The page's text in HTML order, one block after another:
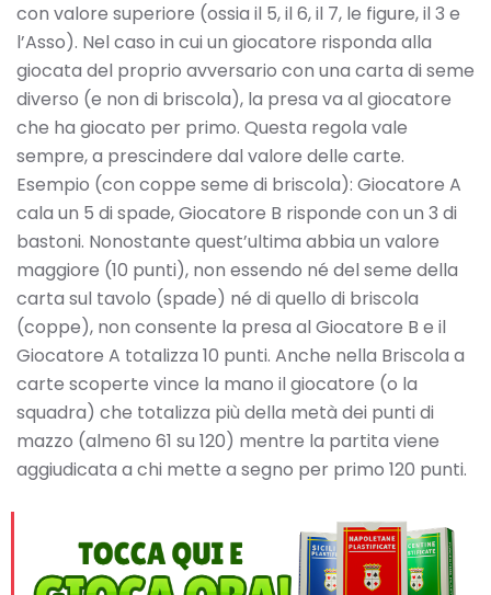
con valore superiore (ossia il 5, il 6, il 7, le figure, il 3 e
l’Asso). Nel caso in cui un giocatore risponda alla
giocata del proprio avversario con una carta di seme
diverso (e non di briscola), la presa va al giocatore
che ha giocato per primo. Questa regola vale
sempre, a prescindere dal valore delle carte.
Esempio (con coppe seme di briscola): Giocatore A
cala un 5 di spade, Giocatore B risponde con un 3 di
bastoni. Nonostante quest’ultima abbia un valore
maggiore (10 punti), non essendo né del seme della
carta sul tavolo (spade) né di quello di briscola
(coppe), non consente la presa al Giocatore B e il
Giocatore A totalizza 10 punti. Anche nella Briscola a
carte scoperte vince la mano il giocatore (o la
squadra) che totalizza più della metà dei punti di
mazzo (almeno 61 su 120) mentre la partita viene
aggiudicata a chi mette a segno per primo 120 punti.